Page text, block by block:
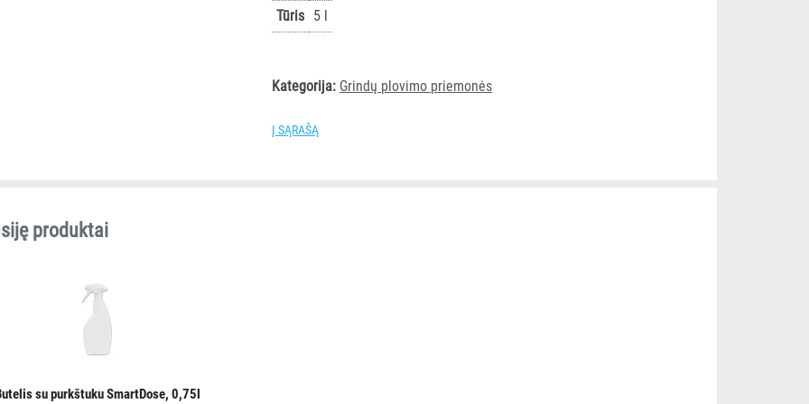
Tūris 5 l
Kategorija: Grindų plovimo priemonės
Į SĄRAŠĄ
produktai
su purkštuku SmartDose, 0,75l